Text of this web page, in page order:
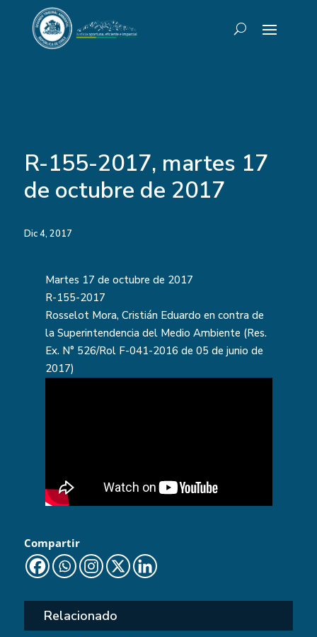
R-155-2017, martes 17
de octubre de 2017
Dic 4, 2017
Martes 17 de octubre de 2017
R-155-2017
Rosselot Mora, Cristián Eduardo en contra de
la Superintendencia del Medio Ambiente (Res.
Ex. N° 526/Rol F-041-2016 de 05 de junio de
2017)
Compartir
Relacionado